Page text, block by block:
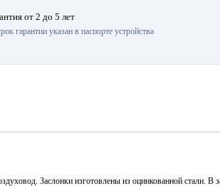
от 2 до 5 лет
гарантии указан в паспорте устройства
Заслонки изготовлены из оцинкованной